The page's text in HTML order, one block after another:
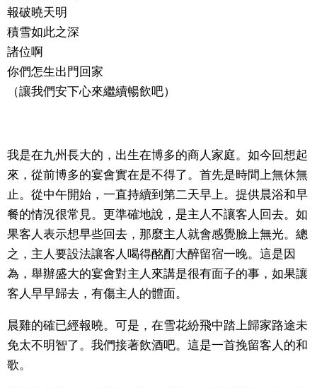
家庭
醫療健康
東京
編輯部通知
報破曉天明
積雪如此之深
諸位啊
你們怎生出門回家
（讓我們安下心來繼續暢飲吧）
我是在九州長大的，出生在博多的商人家庭。如今回想起
來，從前博多的宴會實在是不得了。首先是時間上無休無
止。從中午開始，一直持續到第二天早上。提供晨浴和早
餐的情況很常見。更準確地說，是主人不讓客人回去。如
果客人表示想早些回去，那麼主人就會感覺臉上無光。總
之，主人要設法讓客人喝得酩酊大醉留宿一晚。這是因
為，舉辦盛大的宴會對主人來講是很有面子的事，如果讓
客人早早歸去，有傷主人的體面。
晨雞的確已經報曉。可是，在雪花紛飛中踏上歸家路途未
免太不明智了。我們接著飲酒吧。這是一首挽留客人的和
歌。